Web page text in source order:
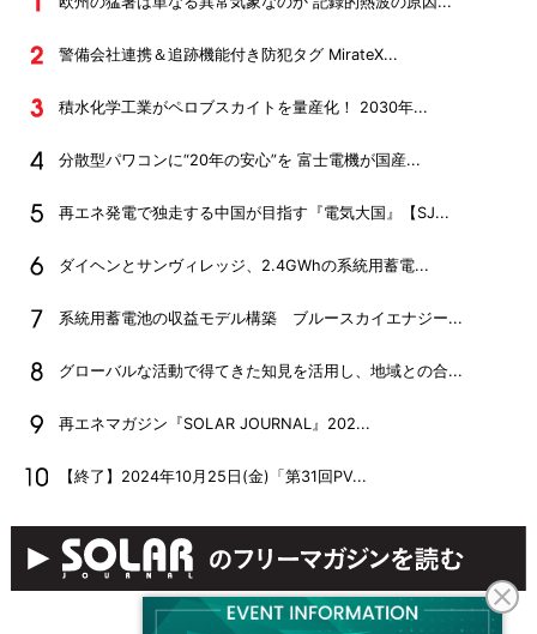
警備会社連携＆追跡機能付き防犯タグ MirateX...
積水化学工業がペロブスカイトを量産化！ 2030年...
分散型パワコンに“20年の安心”を 富士電機が国産...
再エネ発電で独走する中国が目指す『電気大国』【SJ...
ダイヘンとサンヴィレッジ、2.4GWhの系統用蓄電...
系統用蓄電池の収益モデル構築 ブルースカイエナジー...
グローバルな活動で得てきた知見を活用し、地域との合...
再エネマガジン『SOLAR JOURNAL』202...
【終了】2024年10月25日(金)「第31回PV...